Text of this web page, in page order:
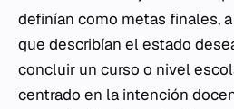
definían como metas finales,
que describían el estado
concluir un curso o nivel
centrado en la intención